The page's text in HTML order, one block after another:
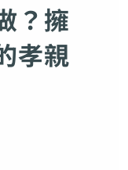
？擁
孝親